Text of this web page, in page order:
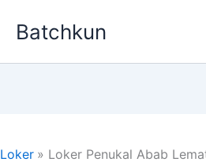
Batchkun
Loker Loker Penukal Abab